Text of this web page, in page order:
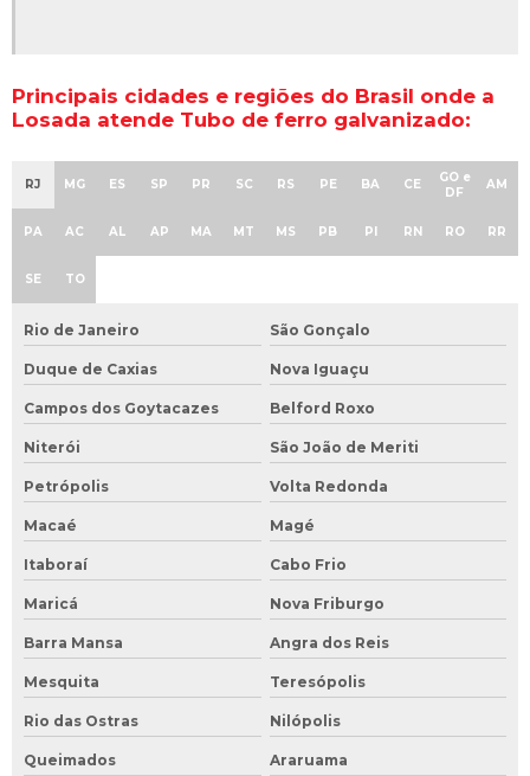
Principais cidades e regiões do Brasil onde a
Losada atende Tubo de ferro galvanizado:
RJ MG ES SP PR SC RS PE BA CE
GO e
DF
AM
PA AC AL AP MA MT MS PB PI RN RO RR
SE TO
Rio de Janeiro São Gonçalo
Duque de Caxias Nova Iguaçu
Campos dos Goytacazes Belford Roxo
Niterói São João de Meriti
Petrópolis Volta Redonda
Macaé Magé
Itaboraí Cabo Frio
Maricá Nova Friburgo
Barra Mansa Angra dos Reis
Mesquita Teresópolis
Rio das Ostras Nilópolis
Queimados Araruama